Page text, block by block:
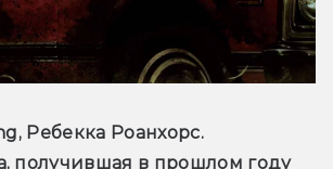
Ребекка Роанхорс.
получившая в прошлом году